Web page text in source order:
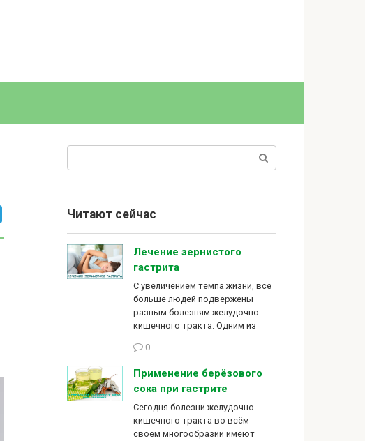
Читают сейчас
Лечение зернистого
гастрита
С увеличением темпа жизни, всё
больше людей подвержены
разным болезням желудочно-
кишечного тракта. Одним из
0
Применение берёзового
сока при гастрите
Сегодня болезни желудочно-
кишечного тракта во всём
своём многообразии имеют